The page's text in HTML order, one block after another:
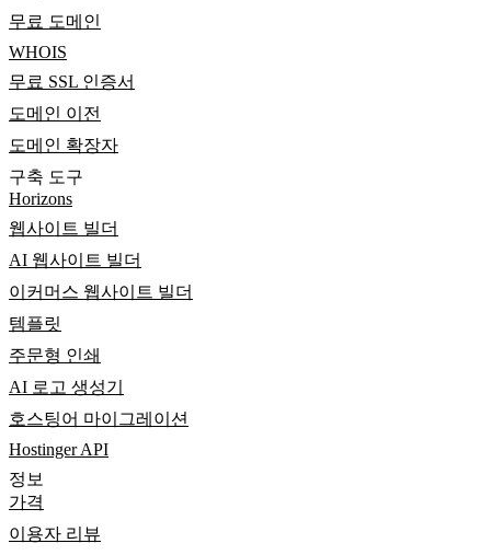
무료 도메인
WHOIS
무료 SSL 인증서
도메인 이전
도메인 확장자
구축 도구
Horizons
웹사이트 빌더
AI 웹사이트 빌더
이커머스 웹사이트 빌더
템플릿
주문형 인쇄
AI 로고 생성기
호스팅어 마이그레이션
Hostinger API
정보
가격
이용자 리뷰